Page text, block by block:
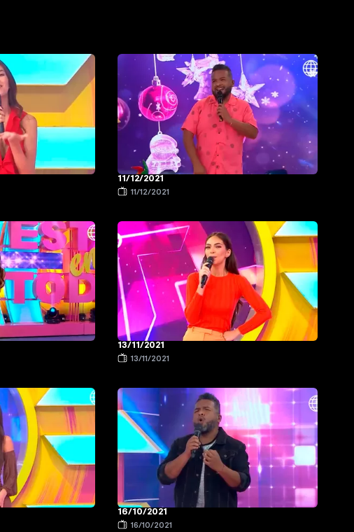
11/12/2021
11/12/2021
13/11/2021
13/11/2021
16/10/2021
16/10/2021